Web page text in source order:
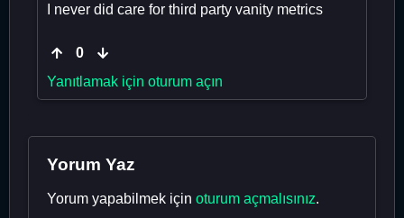
I never did care for third party vanity metrics
0
Yanıtlamak için oturum açın
Yorum Yaz
Yorum yapabilmek için oturum açmalısınız.